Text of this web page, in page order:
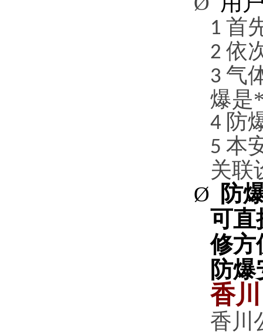
1 首
2 依
3 气
爆是
4 防
5 本
关联
Ø
防
可直
修方
防
香
香川